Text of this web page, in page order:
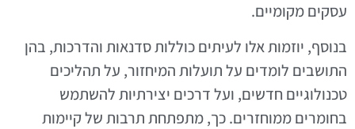
עסקים מקומיים.
בנוסף, יוזמות אלו לעיתים כוללות סדנאות והדרכות, בהן
התושבים לומדים על תועלות המיחזור, על תהליכים
טכנולוגיים חדשים, ועל דרכים יצירתיות להשתמש
בחומרים ממוחזרים. כך, מתפתחת תרבות של קיימות